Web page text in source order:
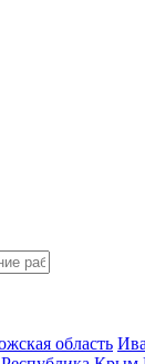
область